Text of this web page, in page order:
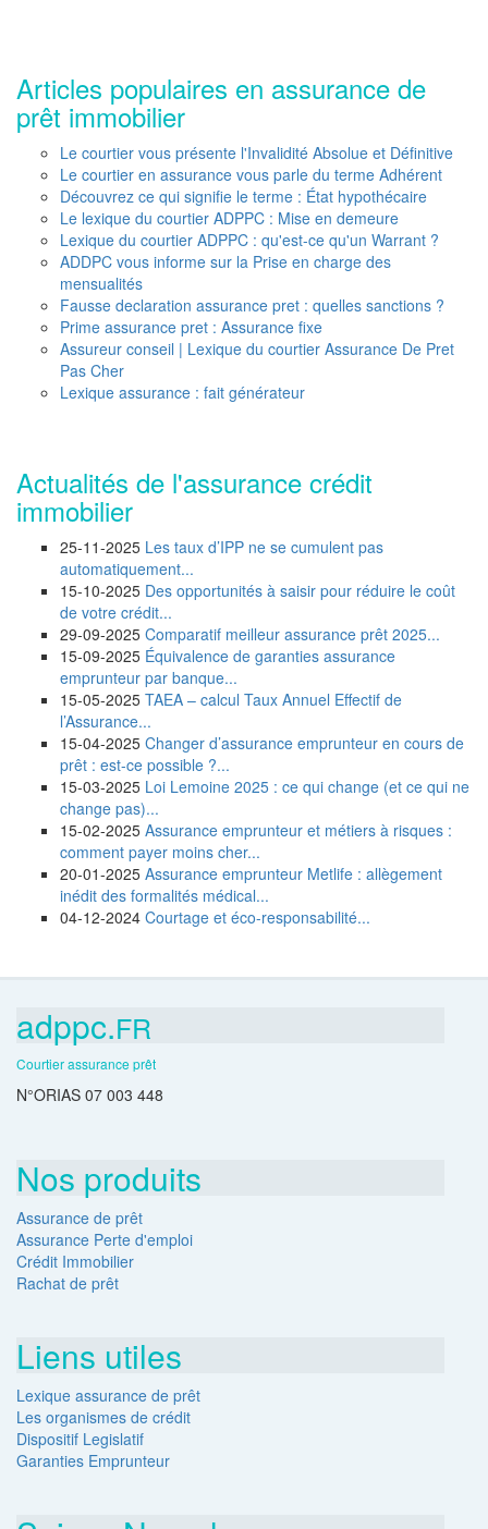
Articles populaires en assurance de
prêt immobilier
Le courtier vous présente l'Invalidité Absolue et Définitive
Le courtier en assurance vous parle du terme Adhérent
Découvrez ce qui signifie le terme : État hypothécaire
Le lexique du courtier ADPPC : Mise en demeure
Lexique du courtier ADPPC : qu'est-ce qu'un Warrant ?
ADDPC vous informe sur la Prise en charge des
mensualités
Fausse declaration assurance pret : quelles sanctions ?
Prime assurance pret : Assurance fixe
Assureur conseil | Lexique du courtier Assurance De Pret
Pas Cher
Lexique assurance : fait générateur
Actualités de l'assurance crédit
immobilier
25-11-2025 Les taux d’IPP ne se cumulent pas
automatiquement...
15-10-2025 Des opportunités à saisir pour réduire le coût
de votre crédit...
29-09-2025 Comparatif meilleur assurance prêt 2025...
15-09-2025 Équivalence de garanties assurance
emprunteur par banque...
15-05-2025 TAEA – calcul Taux Annuel Effectif de
l’Assurance...
15-04-2025 Changer d’assurance emprunteur en cours de
prêt : est-ce possible ?...
15-03-2025 Loi Lemoine 2025 : ce qui change (et ce qui ne
change pas)...
15-02-2025 Assurance emprunteur et métiers à risques :
comment payer moins cher...
20-01-2025 Assurance emprunteur Metlife : allègement
inédit des formalités médical...
04-12-2024 Courtage et éco-responsabilité...
adppc.FR
Courtier assurance prêt
N°ORIAS 07 003 448
Nos produits
Assurance de prêt
Assurance Perte d'emploi
Crédit Immobilier
Rachat de prêt
Liens utiles
Lexique assurance de prêt
Les organismes de crédit
Dispositif Legislatif
Garanties Emprunteur